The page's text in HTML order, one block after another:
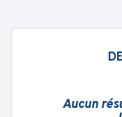
Aucun